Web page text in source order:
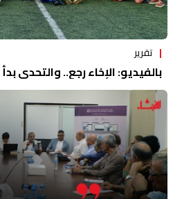
تقرير
بالفيديو: الإخاء رجع.. والتحدي بدأ